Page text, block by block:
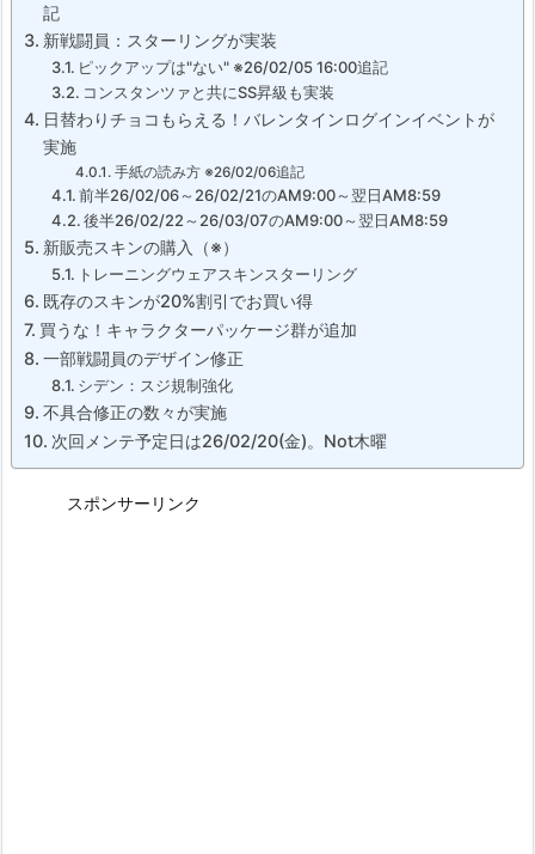
記
新戦闘員：スターリングが実装
ピックアップは"ない" ※26/02/05 16:00追記
コンスタンツァと共にSS昇級も実装
日替わりチョコもらえる！バレンタインログインイベントが
実施
手紙の読み方 ※26/02/06追記
前半26/02/06～26/02/21のAM9:00～翌日AM8:59
後半26/02/22～26/03/07のAM9:00～翌日AM8:59
新販売スキンの購入（※）
トレーニングウェアスキンスターリング
既存のスキンが20%割引でお買い得
買うな！キャラクターパッケージ群が追加
一部戦闘員のデザイン修正
シデン：スジ規制強化
不具合修正の数々が実施
次回メンテ予定日は26/02/20(金)。Not木曜
スポンサーリンク